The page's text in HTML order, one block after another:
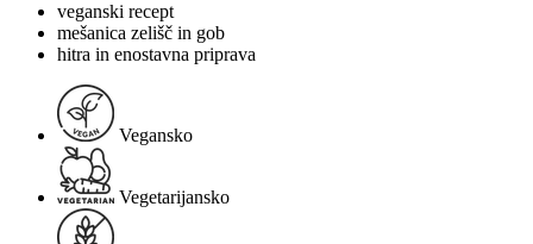
veganski recept
mešanica zelišč in gob
hitra in enostavna priprava
Vegansko
Vegetarijansko